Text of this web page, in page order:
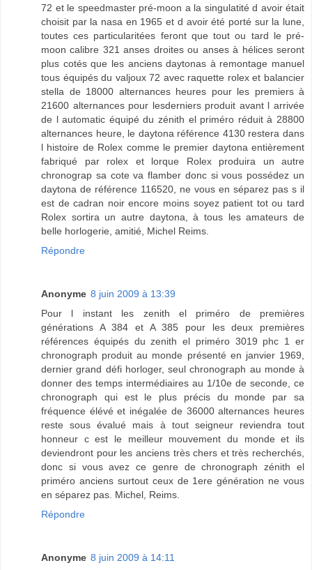
72 et le speedmaster pré-moon a la singulatité d avoir était
choisit par la nasa en 1965 et d avoir été porté sur la lune,
toutes ces particularitées feront que tout ou tard le pré-
moon calibre 321 anses droites ou anses à hélices seront
plus cotés que les anciens daytonas à remontage manuel
tous équipés du valjoux 72 avec raquette rolex et balancier
stella de 18000 alternances heures pour les premiers à
21600 alternances pour lesderniers produit avant l arrivée
de l automatic équipé du zénith el priméro réduit à 28800
alternances heure, le daytona référence 4130 restera dans
l histoire de Rolex comme le premier daytona entièrement
fabriqué par rolex et lorque Rolex produira un autre
chronograp sa cote va flamber donc si vous possédez un
daytona de référence 116520, ne vous en séparez pas s il
est de cadran noir encore moins soyez patient tot ou tard
Rolex sortira un autre daytona, à tous les amateurs de
belle horlogerie, amitié, Michel Reims.
Répondre
Anonyme 8 juin 2009 à 13:39
Pour l instant les zenith el priméro de premières
générations A 384 et A 385 pour les deux premières
références équipés du zenith el priméro 3019 phc 1 er
chronograph produit au monde présenté en janvier 1969,
dernier grand défi horloger, seul chronograph au monde à
donner des temps intermédiaires au 1/10e de seconde, ce
chronograph qui est le plus précis du monde par sa
fréquence élévé et inégalée de 36000 alternances heures
reste sous évalué mais à tout seigneur reviendra tout
honneur c est le meilleur mouvement du monde et ils
deviendront pour les anciens très chers et très recherchés,
donc si vous avez ce genre de chronograph zénith el
priméro anciens surtout ceux de 1ere génération ne vous
en séparez pas. Michel, Reims.
Répondre
Anonyme 8 juin 2009 à 14:11